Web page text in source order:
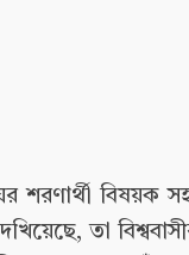
শরণার্থী বিষয়ক
তা